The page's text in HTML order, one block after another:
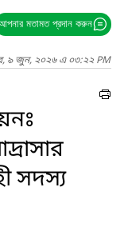
মতামত প্রদান করুন
৯ জুন, ২০২৬ এ ০৩:২২ PM
সদস্য